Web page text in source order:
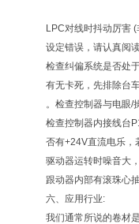
LPC对线时抖动厉害
设定错误，请认真阅
检查纠偏系统是否处
有无卡死，先排除台
。检查控制器与电眼/
检查控制器内接线台
否有+24V直流电乐，
驱动器运转时噪音大
跟动器内部有滚珠心
六、应用行业:
我们通常所说的卷材